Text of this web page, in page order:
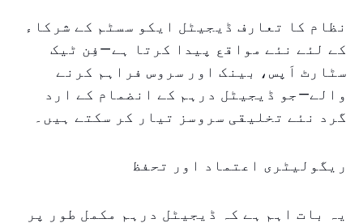
نظام کا تعارف ڈیجیٹل ایکو سسٹم کے شرکاء
کے لئے نئے مواقع پیدا کرتا ہے—فِن ٹیک
سٹارٹ اَپس، بینک اور سروس فراہم کرنے
والے—جو ڈیجیٹل درہم کے انضمام کے ارد
گرد نئے تخلیقی سروسز تیار کر سکتے ہیں۔
ریگولیٹری اعتماد اور تحفظ
یہ بات اہم ہے کہ ڈیجیٹل درہم مکمل طور پر